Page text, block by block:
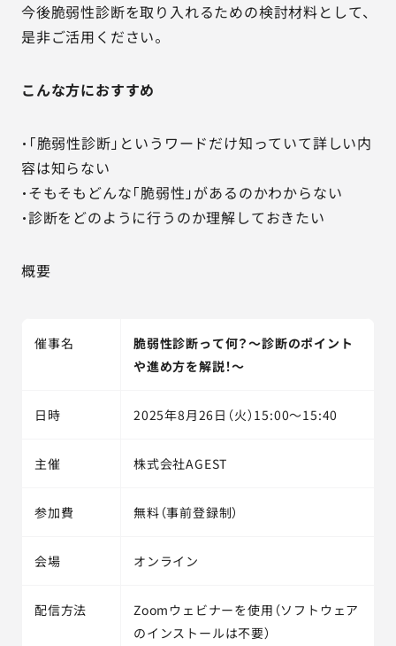
今後脆弱性診断を取り入れるための検討材料として、
是非ご活用ください。
こんな方におすすめ
・「脆弱性診断」というワードだけ知っていて詳しい内
容は知らない
・そもそもどんな「脆弱性」があるのかわからない
・診断をどのように行うのか理解しておきたい
概要
催事名
脆弱性診断って何？～診断のポイント
や進め方を解説！～
日時 2025年8月26日（火）15:00～15:40
主催 株式会社AGEST
参加費 無料（事前登録制）
会場 オンライン
配信方法
Zoomウェビナーを使用（ソフトウェア
のインストールは不要）